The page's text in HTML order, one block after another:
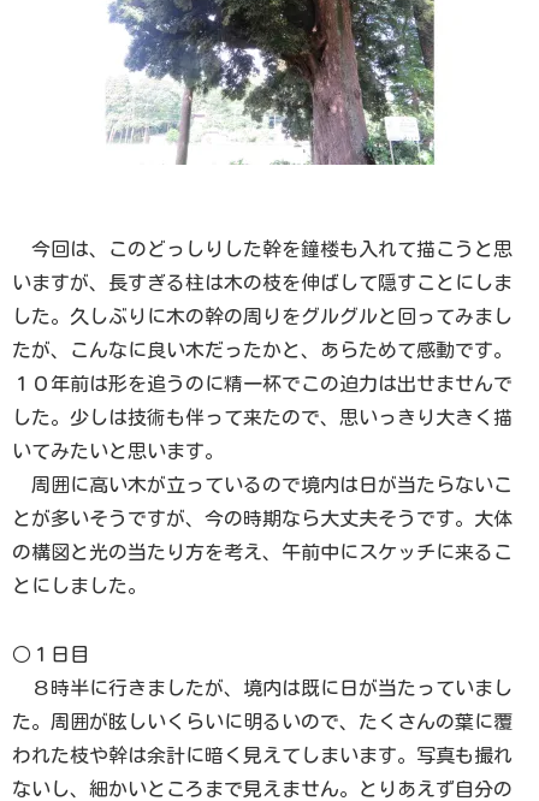
今回は、このどっしりした幹を鐘楼も入れて描こうと思
いますが、長すぎる柱は木の枝を伸ばして隠すことにしま
した。久しぶりに木の幹の周りをグルグルと回ってみまし
たが、こんなに良い木だったかと、あらためて感動です。
１０年前は形を追うのに精一杯でこの迫力は出せませんで
した。少しは技術も伴って来たので、思いっきり大きく描
いてみたいと思います。
周囲に高い木が立っているので境内は日が当たらないこ
とが多いそうですが、今の時期なら大丈夫そうです。大体
の構図と光の当たり方を考え、午前中にスケッチに来るこ
とにしました。
○１日目
８時半に行きましたが、境内は既に日が当たっていまし
た。周囲が眩しいくらいに明るいので、たくさんの葉に覆
われた枝や幹は余計に暗く見えてしまいます。写真も撮れ
ないし、細かいところまで見えません。とりあえず自分の